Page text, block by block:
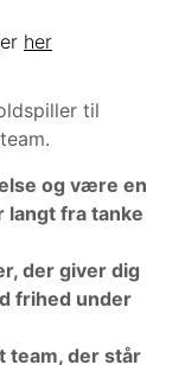
her
til
og være en
langt fra tanke
der giver dig
frihed under
team, der står